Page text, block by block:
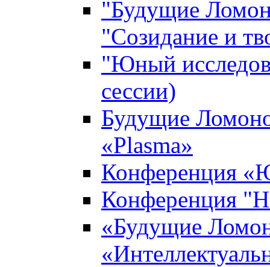
"Будущие
"Созидание и
"Юный
сессии)
Будущие
«Plasma»
Конференция
Конференция
«Будущие